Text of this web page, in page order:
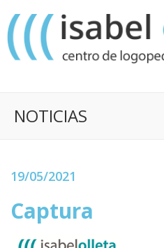
NOTICIAS
19/05/2021
Captura